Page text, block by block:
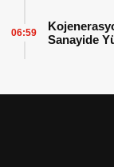
Sanayide
06:59